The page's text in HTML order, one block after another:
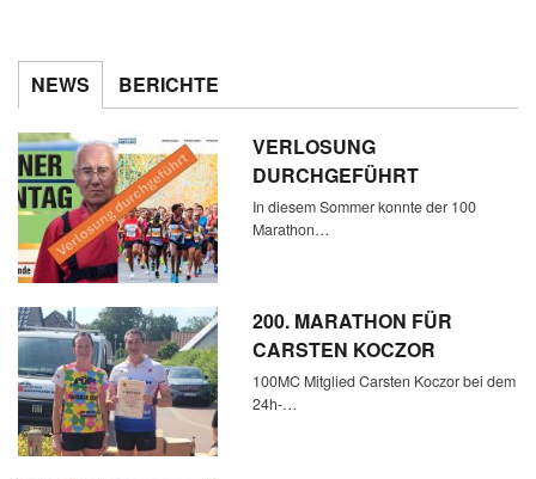
NEWS BERICHTE
VERLOSUNG
DURCHGEFÜHRT
In diesem Sommer konnte der 100
Marathon…
200. MARATHON FÜR
CARSTEN KOCZOR
100MC Mitglied Carsten Koczor bei dem
24h-…